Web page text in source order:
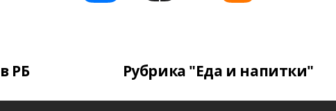
РБ Рубрика "Еда и напитки"